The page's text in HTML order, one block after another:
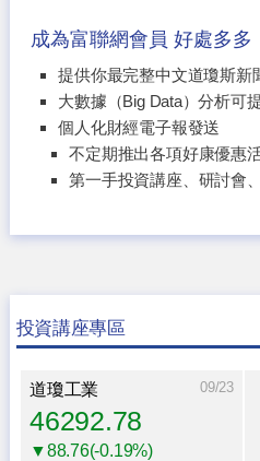
成為富聯網會員 好處多多
提供你最完整中文道瓊斯新
大數據（Big Data）分析可
個人化財經電子報發送
不定期推出各項好康優惠
第一手投資講座、研討會
投資講座專區
道瓊工業 09/23
46292.78
▼88.76(-0.19%)